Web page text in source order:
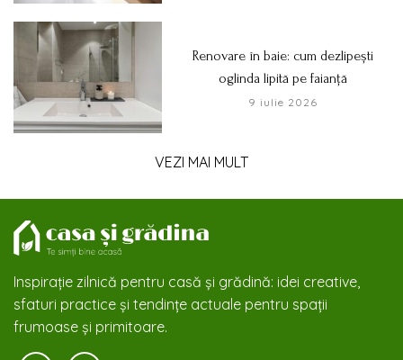
Renovare în baie: cum dezlipești
oglinda lipită pe faianță
9 iulie 2026
VEZI MAI MULT
Inspirație zilnică pentru casă și grădină: idei creative,
sfaturi practice și tendințe actuale pentru spații
frumoase și primitoare.